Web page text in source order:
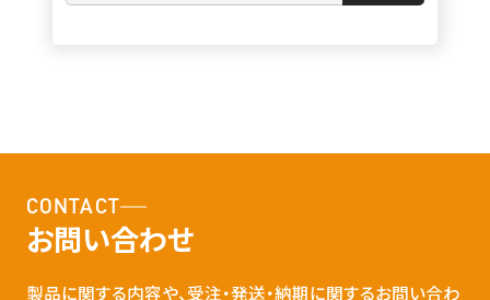
CONTACT
お問い合わせ
製品に関する内容や、受注・発送・納期に関するお問い合わ